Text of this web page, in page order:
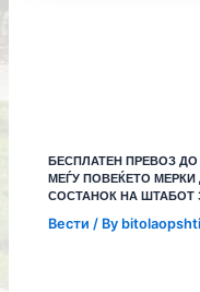
БЕСПЛАТЕН ПРЕВОЗ
МЕЃУ ПОВЕЌЕТО
СОСТАНОК НА ШТАБОТ
Вести / By